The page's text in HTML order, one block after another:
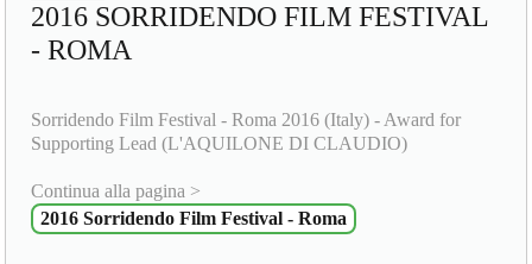
2016 SORRIDENDO FILM FESTIVAL
- ROMA
Sorridendo Film Festival - Roma 2016 (Italy) - Award for
Supporting Lead (L'AQUILONE DI CLAUDIO)
Continua alla pagina >
2016 Sorridendo Film Festival - Roma